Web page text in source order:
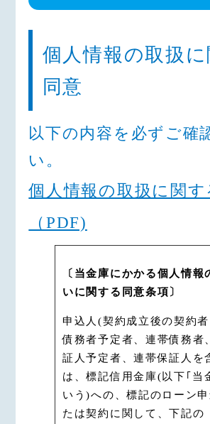
を受けた申込人(資金需要
金返済能力に関する情報は
(資金需要者)の返済能力の
ません。
により、人種、信条、門地
地、保健医療または犯罪経
いての情報等の特別の非公
用・第三者提供いたしませ
用）
1.申込人は、当金庫が必要
場合、申込人の運転免許証
く、本契約を行う者が申込
あることを確認するために
個人情報の取扱に
同意
以下の内容を 必ずご確
い。
個人情報の取扱に関す
（PDF)
〔当金庫にかかる個人情報
いに関する同意条項〕
申込人(契約成立後の契約
債務者予定者、連帯債務者
証人予定者、連帯保証人を
は、標記信用金庫(以下｢当
いう)への、標記のローン申
たは契約に関して、下記の